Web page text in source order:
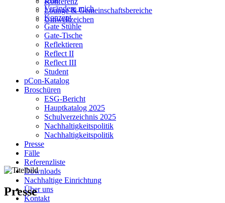
Lounge & Gemeinschaftsbereiche
Umweltzeichen
Verändere mich
Konzept
Gate Stühle
Gate-Tische
Reflektieren
Reflect II
Reflect III
Student
pCon-Katalog
Broschüren
ESG-Bericht
Hauptkatalog 2025
Schulverzeichnis 2025
Nachhaltigkeitspolitik
Nachhaltigkeitspolitik
Presse
Fälle
Referenzliste
Downloads
Nachhaltige Einrichtung
Über uns
Kontakt
Presse